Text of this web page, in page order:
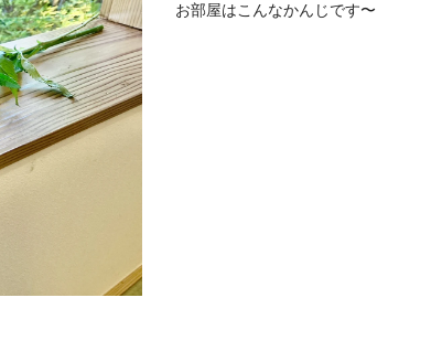
お部屋はこんなかんじです〜